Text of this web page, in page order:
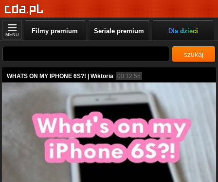
MENU Filmy premium Seriale premium Dla dzieci
szukaj
WHATS ON MY IPHONE 6S?! | Wiktoria 00:12:55